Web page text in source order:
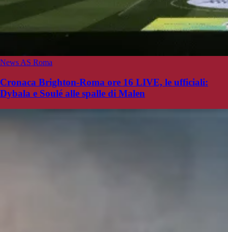
News AS Roma
Cronaca Brighton-Roma ore 16 LIVE, le ufficiali:
Dybala e Soulé alle spalle di Malen